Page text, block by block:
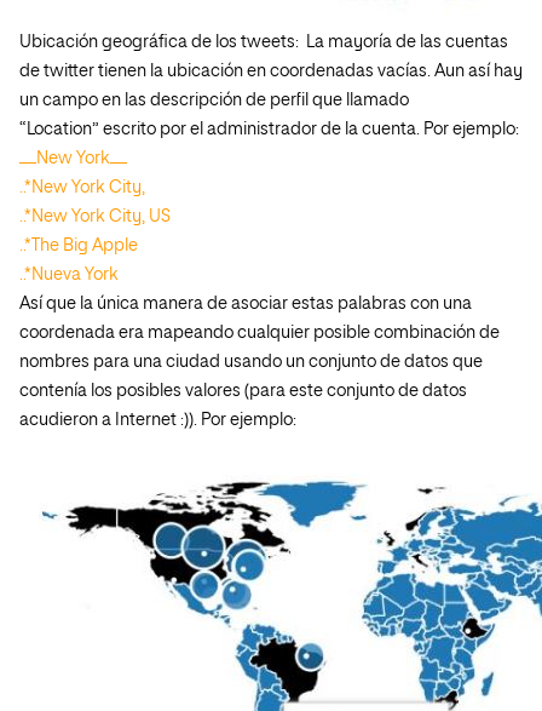
Ubicación geográfica de los tweets: La mayoría de las cuentas
de twitter tienen la ubicación en coordenadas vacías. Aun así hay
un campo en las descripción de perfil que llamado
“Location” escrito por el administrador de la cuenta. Por ejemplo:
__New York__
..*New York City,
..*New York City, US
..*The Big Apple
..*Nueva York
Así que la única manera de asociar estas palabras con una
coordenada era mapeando cualquier posible combinación de
nombres para una ciudad usando un conjunto de datos que
contenía los posibles valores (para este conjunto de datos
acudieron a Internet :)). Por ejemplo: